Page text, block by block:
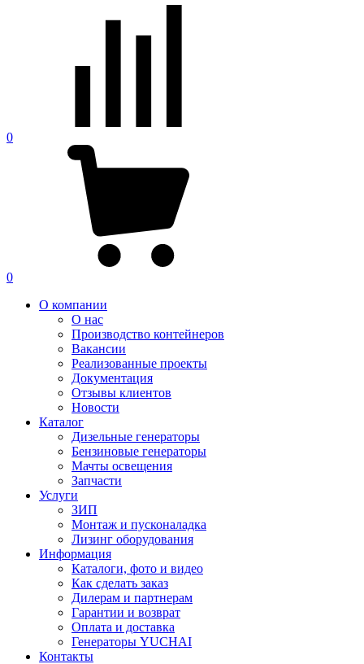
0
0
О компании
О нас
Производство контейнеров
Вакансии
Реализованные проекты
Документация
Отзывы клиентов
Новости
Каталог
Дизельные генераторы
Бензиновые генераторы
Мачты освещения
Запчасти
Услуги
ЗИП
Монтаж и пусконаладка
Лизинг оборудования
Информация
Каталоги, фото и видео
Как сделать заказ
Дилерам и партнерам
Гарантии и возврат
Оплата и доставка
Генераторы YUCHAI
Контакты